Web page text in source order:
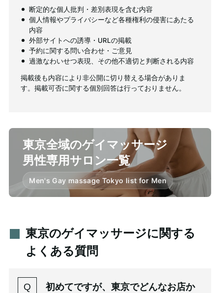
東京全域のゲイマッサージ
男性専用サロン一覧
Men's Gay massage Tokyo list for Men
東京のゲイマッサージに関する
よくある質問
初めてですが、東京でどんなお店か
断定的な個人批判・差別表現を含む内容
個人情報やプライバシーなど各種権利の侵害にあたる
内容
外部サイトへの誘導・URLの掲載
予約に関する問い合わせ・ご意見
過激なわいせつ表現、その他不適切と判断される内容
掲載後も内容により非公開に切り替える場合がありま
す。掲載可否に関する個別回答は行っておりません。